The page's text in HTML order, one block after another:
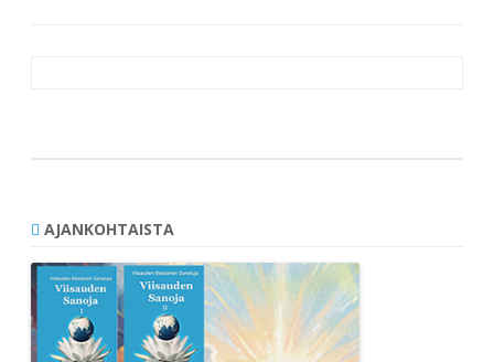
AJANKOHTAISTA